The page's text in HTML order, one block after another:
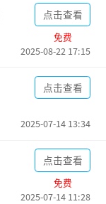
点击查看
免费
2025-08-22 17:15
点击查看
2025-07-14 13:34
点击查看
免费
2025-07-14 11:28